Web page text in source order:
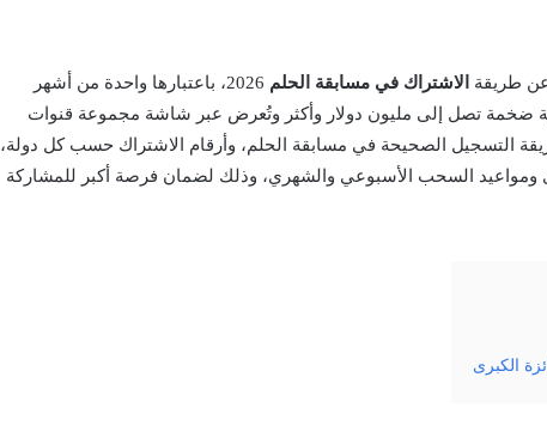
عن طريقة الاشتراك في مسابقة الحلم
2026، باعتبارها واحدة من أشهر
ضخمة تصل إلى مليون دولار وأكثر وتُعرض عبر شاشة مجموعة قنوات
التسجيل الصحيحة في مسابقة الحلم، وأرقام الاشتراك حسب كل دولة،
ومواعيد السحب الأسبوعي والشهري، وذلك لضمان فرصة أكبر للمشاركة
الكبرى